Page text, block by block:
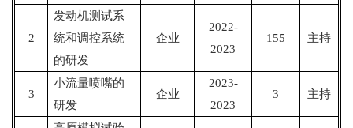
2
发动机测试系
统和调控系统
的研发
企业
2022-
2023
155 主持
3
小流量喷嘴的
研发
企业
2023-
2023
3 主持